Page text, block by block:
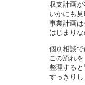
収支計画
いかにも見
事業計画は
はじまりな
個別相談で
この流れを
整理すると
すっきりし